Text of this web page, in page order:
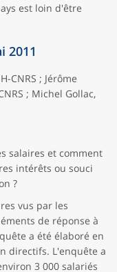
est loin d'être
2011
CNRS ; Jérôme
; Michel Gollac,
salaires et comment
intérêts ou souci
?
vus par les
de réponse à
a été élaboré en
directifs. L'enquête a
3 000 salariés